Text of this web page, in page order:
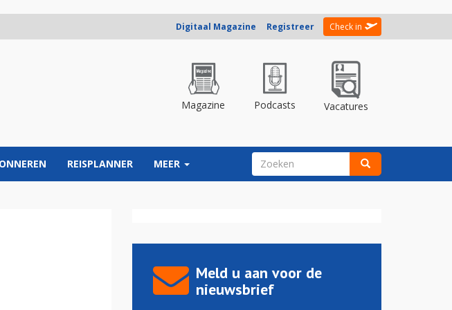
Digitaal Magazine Registreer Check in
Magazine Podcasts Vacatures
REISPLANNER MEER ZOEKVELD
Meld u aan voor de
nieuwsbrief